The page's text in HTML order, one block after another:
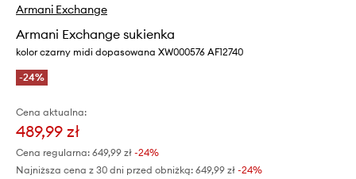
Armani Exchange
Armani Exchange sukienka
kolor czarny midi dopasowana XW000576 AF12740
-24%
Cena aktualna:
489,99 zł
Cena regularna: 649,99 zł -24%
Najniższa cena z 30 dni przed obniżką: 649,99 zł -24%